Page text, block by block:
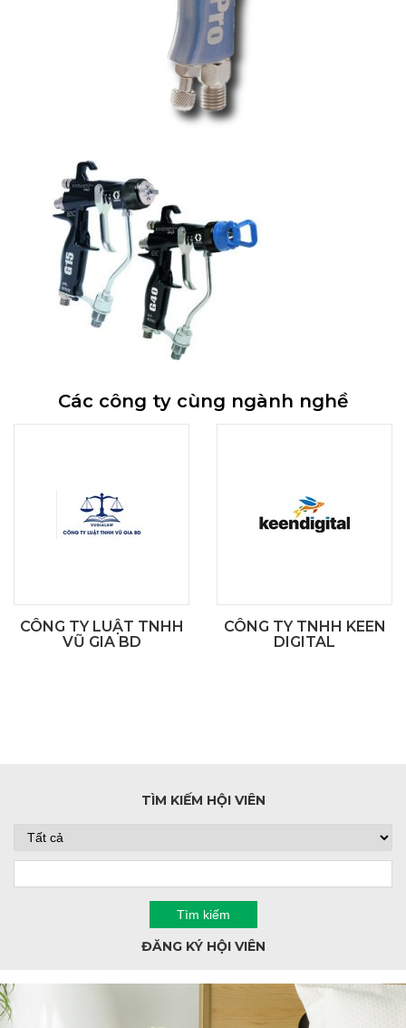
Các công ty cùng ngành nghề
CÔNG TY LUẬT TNHH
VŨ GIA BD
CÔNG TY TNHH KEEN
DIGITAL
TÌM KIẾM HỘI VIÊN
ĐĂNG KÝ HỘI VIÊN